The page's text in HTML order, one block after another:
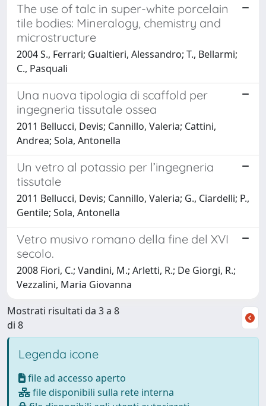
The use of talc in super-white porcelain
tile bodies: Mineralogy, chemistry and
microstructure
2004 S., Ferrari; Gualtieri, Alessandro; T., Bellarmi;
C., Pasquali
Una nuova tipologia di scaffold per
ingegneria tissutale ossea
2011 Bellucci, Devis; Cannillo, Valeria; Cattini,
Andrea; Sola, Antonella
Un vetro al potassio per l’ingegneria
tissutale
2011 Bellucci, Devis; Cannillo, Valeria; G., Ciardelli; P.,
Gentile; Sola, Antonella
Vetro musivo romano della fine del XVI
secolo.
2008 Fiori, C.; Vandini, M.; Arletti, R.; De Giorgi, R.;
Vezzalini, Maria Giovanna
Mostrati risultati da 3 a 8
di 8
Legenda icone
file ad accesso aperto
file disponibili sulla rete interna